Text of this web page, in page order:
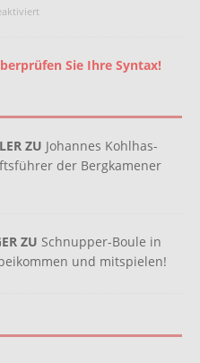
Sie Ihre Syntax!
ZU Johannes Kohlhas-
der Bergkamener
ZU Schnupper-Boule in
und mitspielen!